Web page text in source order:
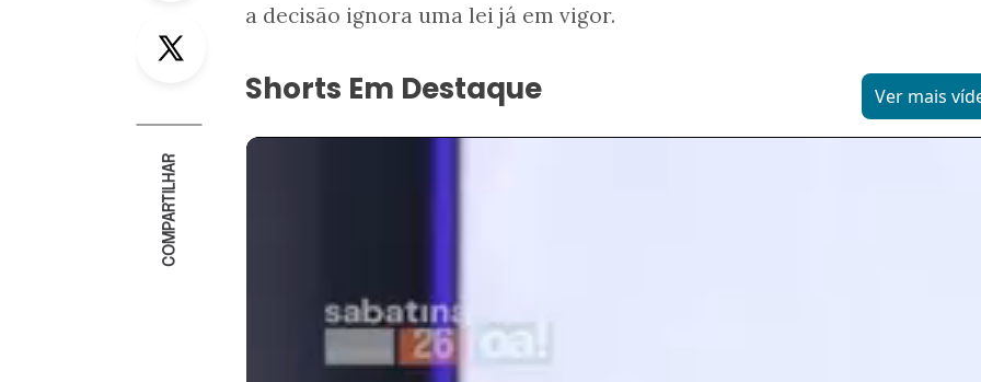
Twitter
COMPARTILHAR
a decisão ignora uma lei já em vigor.
Shorts Em Destaque Ver mais